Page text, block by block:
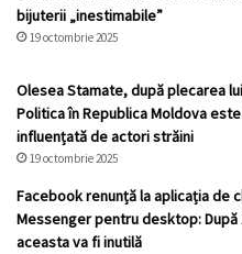
bijuterii „inestimabile”
19 octombrie 2025
Olesea Stamate, după plecarea
Politica în Republica Moldova
influențată de actori străini
19 octombrie 2025
Facebook renunță la aplicația de
Messenger pentru desktop:
aceasta va fi inutilă